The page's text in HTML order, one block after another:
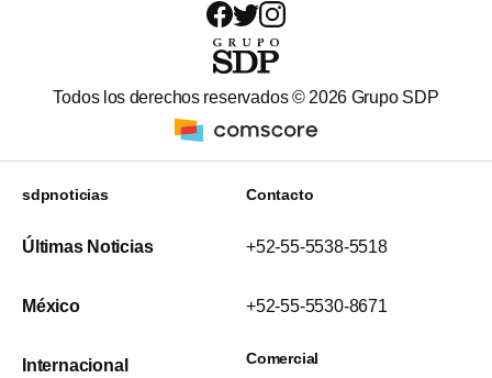
Todos los derechos reservados © 2026 Grupo SDP
sdpnoticias
Últimas Noticias
México
Internacional
Contacto
+52-55-5538-5518
+52-55-5530-8671
Comercial